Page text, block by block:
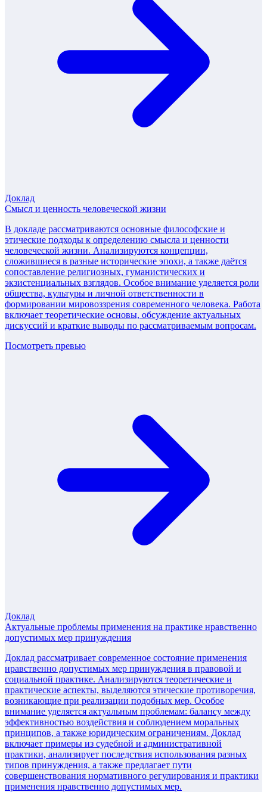
Доклад
Смысл и ценность человеческой жизни
В докладе рассматриваются основные философские и
этические подходы к определению смысла и ценности
человеческой жизни. Анализируются концепции,
сложившиеся в разные исторические эпохи, а также даётся
сопоставление религиозных, гуманистических и
экзистенциальных взглядов. Особое внимание уделяется роли
общества, культуры и личной ответственности в
формировании мировоззрения современного человека. Работа
включает теоретические основы, обсуждение актуальных
дискуссий и краткие выводы по рассматриваемым вопросам.
Посмотреть превью
Доклад
Актуальные проблемы применения на практике нравственно
допустимых мер принуждения
Доклад рассматривает современное состояние применения
нравственно допустимых мер принуждения в правовой и
социальной практике. Анализируются теоретические и
практические аспекты, выделяются этические противоречия,
возникающие при реализации подобных мер. Особое
внимание уделяется актуальным проблемам: балансу между
эффективностью воздействия и соблюдением моральных
принципов, а также юридическим ограничениям. Доклад
включает примеры из судебной и административной
практики, анализирует последствия использования разных
типов принуждения, а также предлагает пути
совершенствования нормативного регулирования и практики
применения нравственно допустимых мер.